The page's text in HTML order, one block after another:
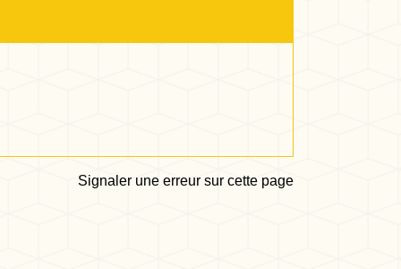
Signaler une erreur sur cette page